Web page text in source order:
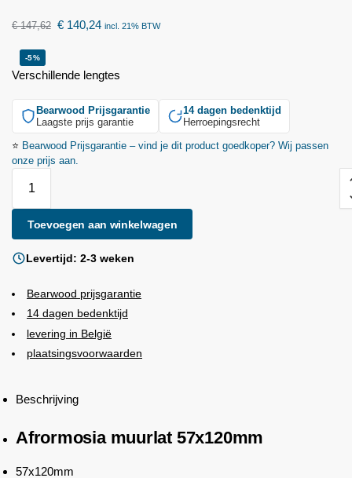
€147,62 € 140,24 incl. 21% BTW
-5%
Verschillende lengtes
Bearwood Prijsgarantie
Laagste prijs garantie
14 dagen bedenktijd
Herroepingsrecht
⭐ Bearwood Prijsgarantie – vind je dit product goedkoper? Wij passen
onze prijs aan.
Toevoegen aan winkelwagen
Levertijd: 2-3 weken
Bearwood prijsgarantie
14 dagen bedenktijd
levering in België
plaatsingsvoorwaarden
Beschrijving
Afrormosia muurlat 57x120mm
57x120mm